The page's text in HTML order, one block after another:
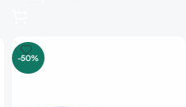
-50%